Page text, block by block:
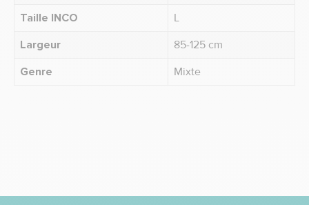
Taille INCO
L
Largeur
85-125 cm
Genre
Mixte